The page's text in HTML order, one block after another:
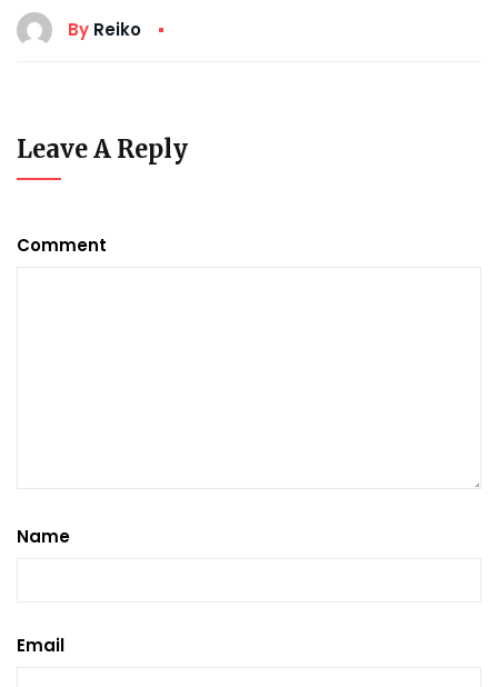
By Reiko
Leave A Reply
Comment
Name
Email